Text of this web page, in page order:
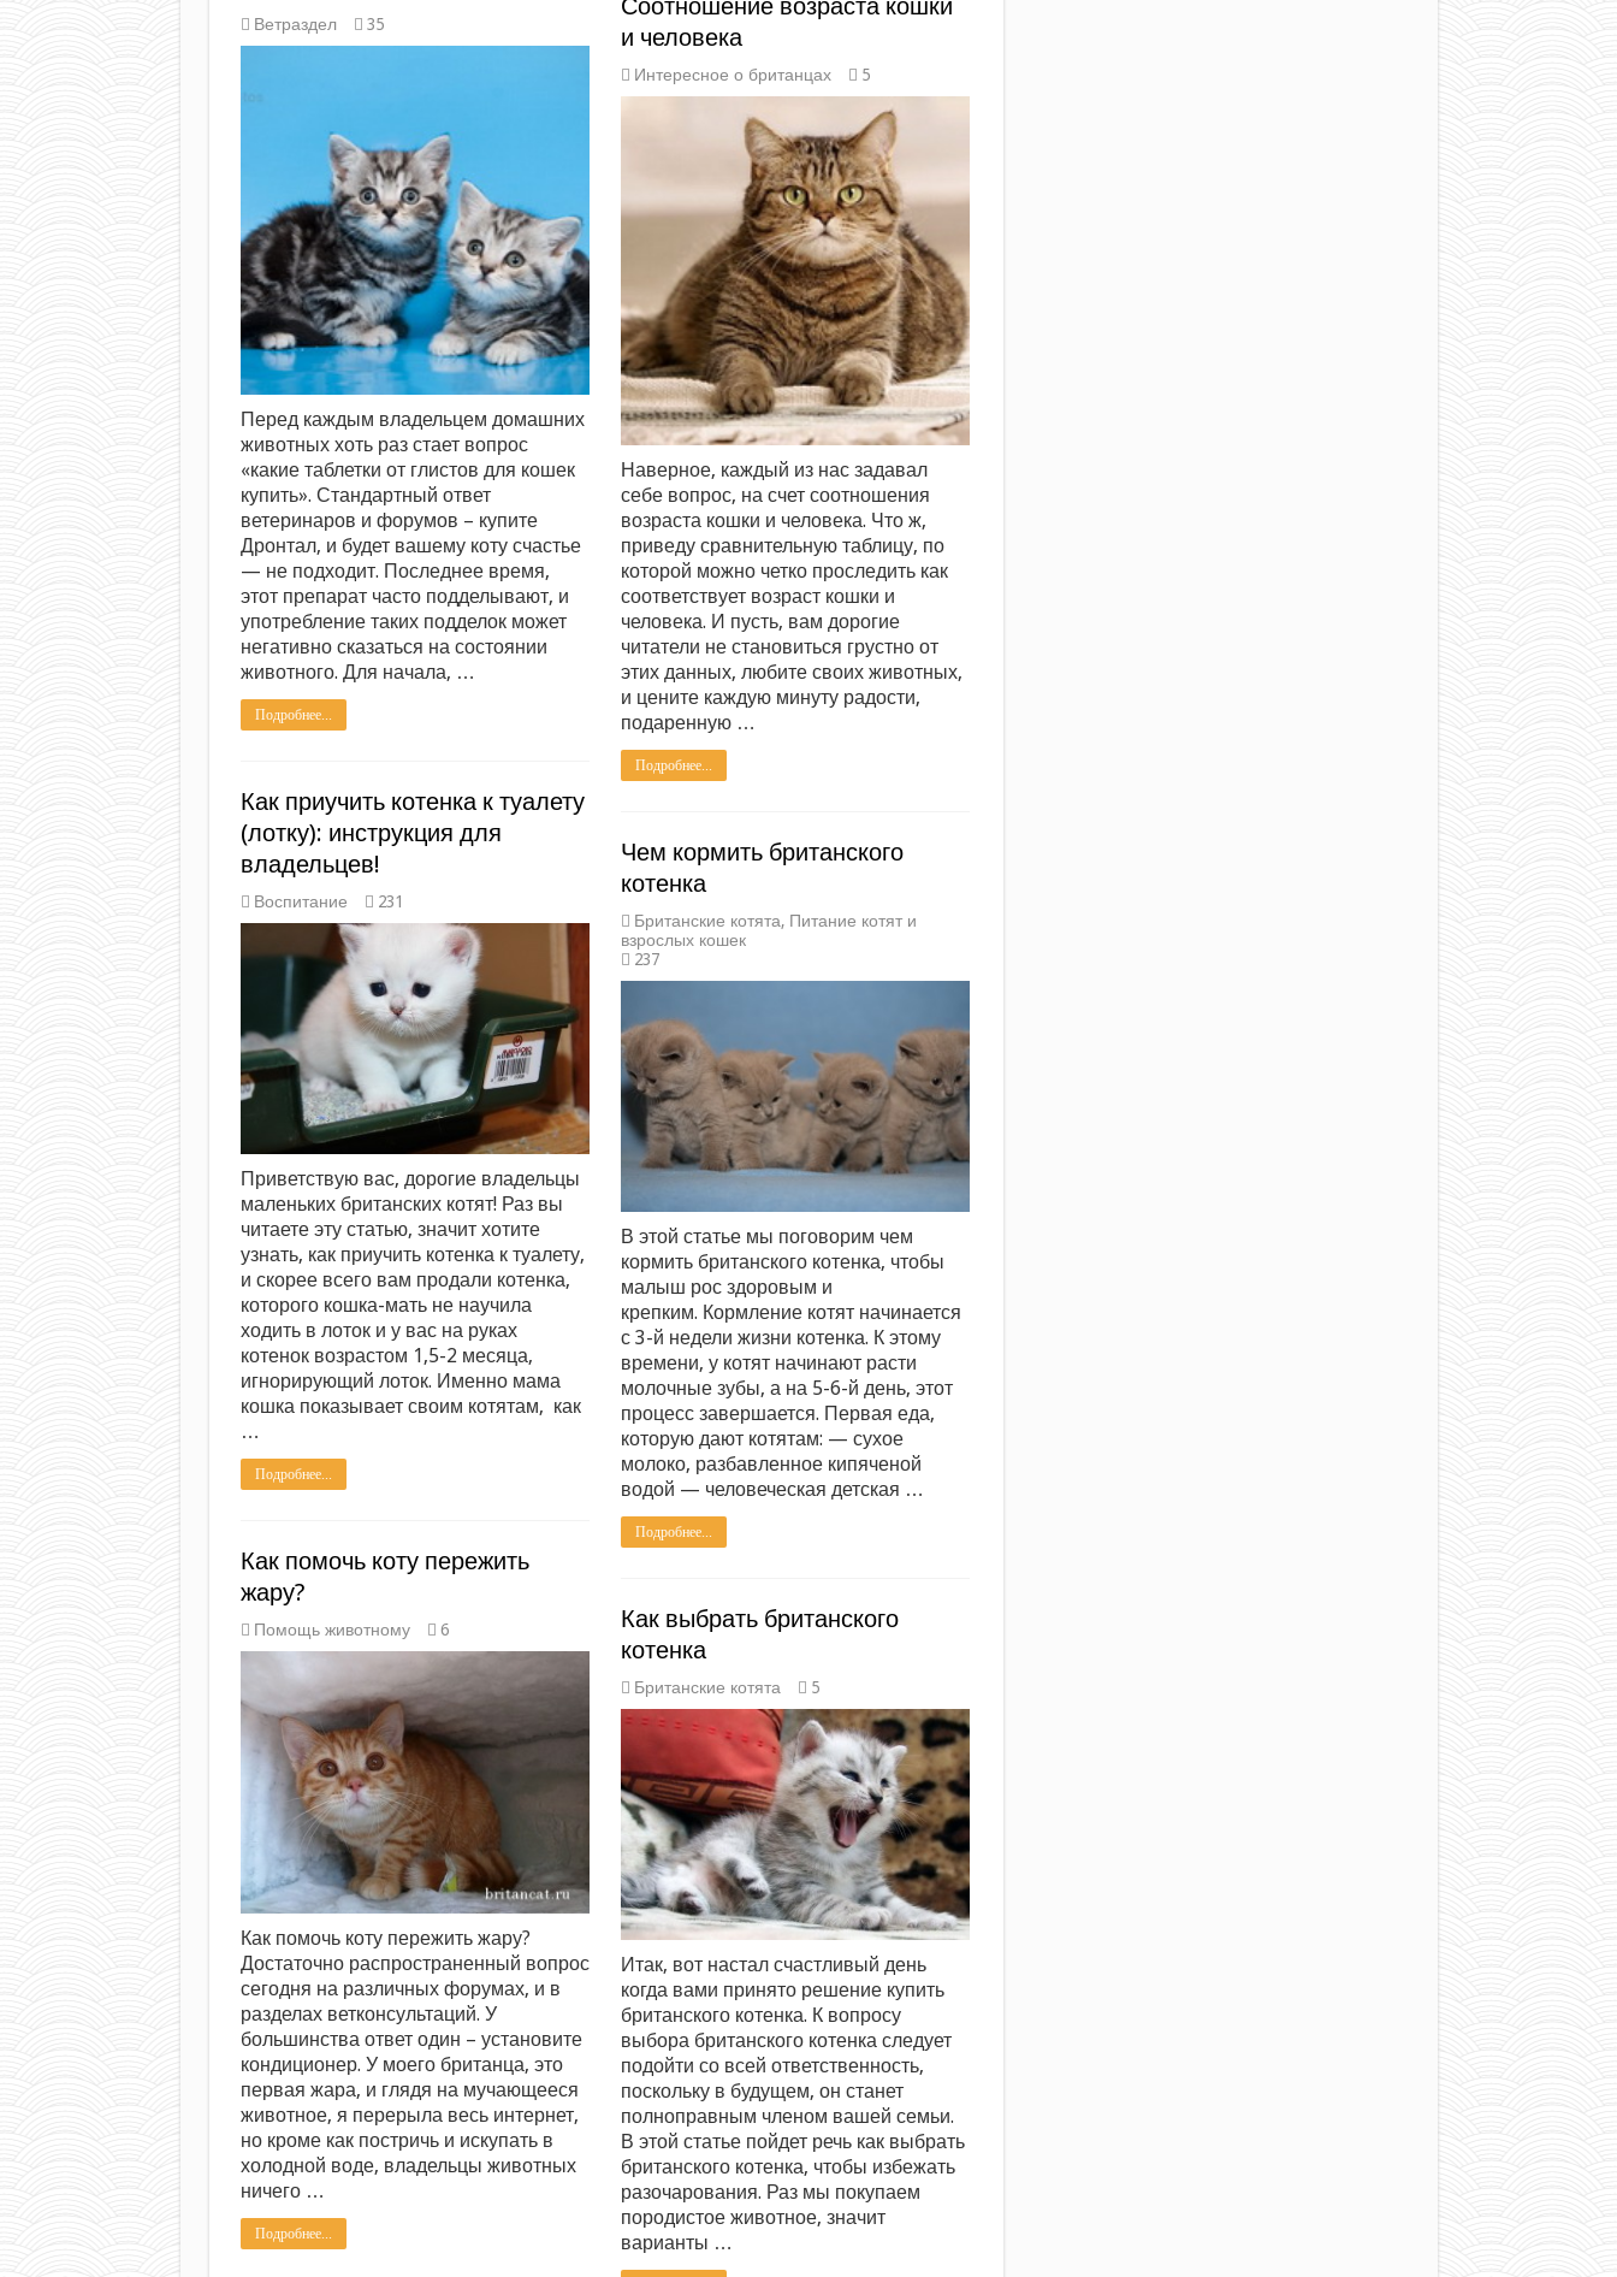
Ветраздел 35
Перед каждым владельцем домашних
животных хоть раз стает вопрос
«какие таблетки от глистов для кошек
купить». Стандартный ответ
ветеринаров и форумов – купите
Дронтал, и будет вашему коту счастье
— не подходит. Последнее время,
этот препарат часто подделывают, и
употребление таких подделок может
негативно сказаться на состоянии
животного. Для начала, …
Подробнее...
Соотношение возраста кошки
и человека
Интересное о британцах 5
Наверное, каждый из нас задавал
себе вопрос, на счет соотношения
возраста кошки и человека. Что ж,
приведу сравнительную таблицу, по
которой можно четко проследить как
соответствует возраст кошки и
человека. И пусть, вам дорогие
читатели не становиться грустно от
этих данных, любите своих животных,
и цените каждую минуту радости,
подаренную …
Подробнее...
Как приучить котенка к туалету
(лотку): инструкция для
владельцев!
Воспитание 231
Приветствую вас, дорогие владельцы
маленьких британских котят! Раз вы
читаете эту статью, значит хотите
узнать, как приучить котенка к туалету,
и скорее всего вам продали котенка,
которого кошка-мать не научила
ходить в лоток и у вас на руках
котенок возрастом 1,5-2 месяца,
игнорирующий лоток. Именно мама
кошка показывает своим котятам, как
…
Подробнее...
Чем кормить британского
котенка
Британские котята, Питание котят и
взрослых кошек
237
В этой статье мы поговорим чем
кормить британского котенка, чтобы
малыш рос здоровым и
крепким. Кормление котят начинается
с 3-й недели жизни котенка. К этому
времени, у котят начинают расти
молочные зубы, а на 5-6-й день, этот
процесс завершается. Первая еда,
которую дают котятам: — сухое
молоко, разбавленное кипяченой
водой — человеческая детская …
Подробнее...
Как помочь коту пережить
жару?
Помощь животному 6
Как помочь коту пережить жару?
Достаточно распространенный вопрос
сегодня на различных форумах, и в
разделах ветконсультаций. У
большинства ответ один – установите
кондиционер. У моего британца, это
первая жара, и глядя на мучающееся
животное, я перерыла весь интернет,
но кроме как постричь и искупать в
холодной воде, владельцы животных
ничего …
Подробнее...
Как выбрать британского
котенка
Британские котята 5
Итак, вот настал счастливый день
когда вами принято решение купить
британского котенка. К вопросу
выбора британского котенка следует
подойти со всей ответственность,
поскольку в будущем, он станет
полноправным членом вашей семьи.
В этой статье пойдет речь как выбрать
британского котенка, чтобы избежать
разочарования. Раз мы покупаем
породистое животное, значит
варианты …